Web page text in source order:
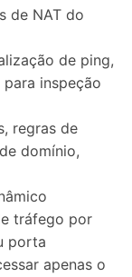
de NAT do
de ping,
inspeção
regras de
domínio,
tráfego por
porta
apenas o